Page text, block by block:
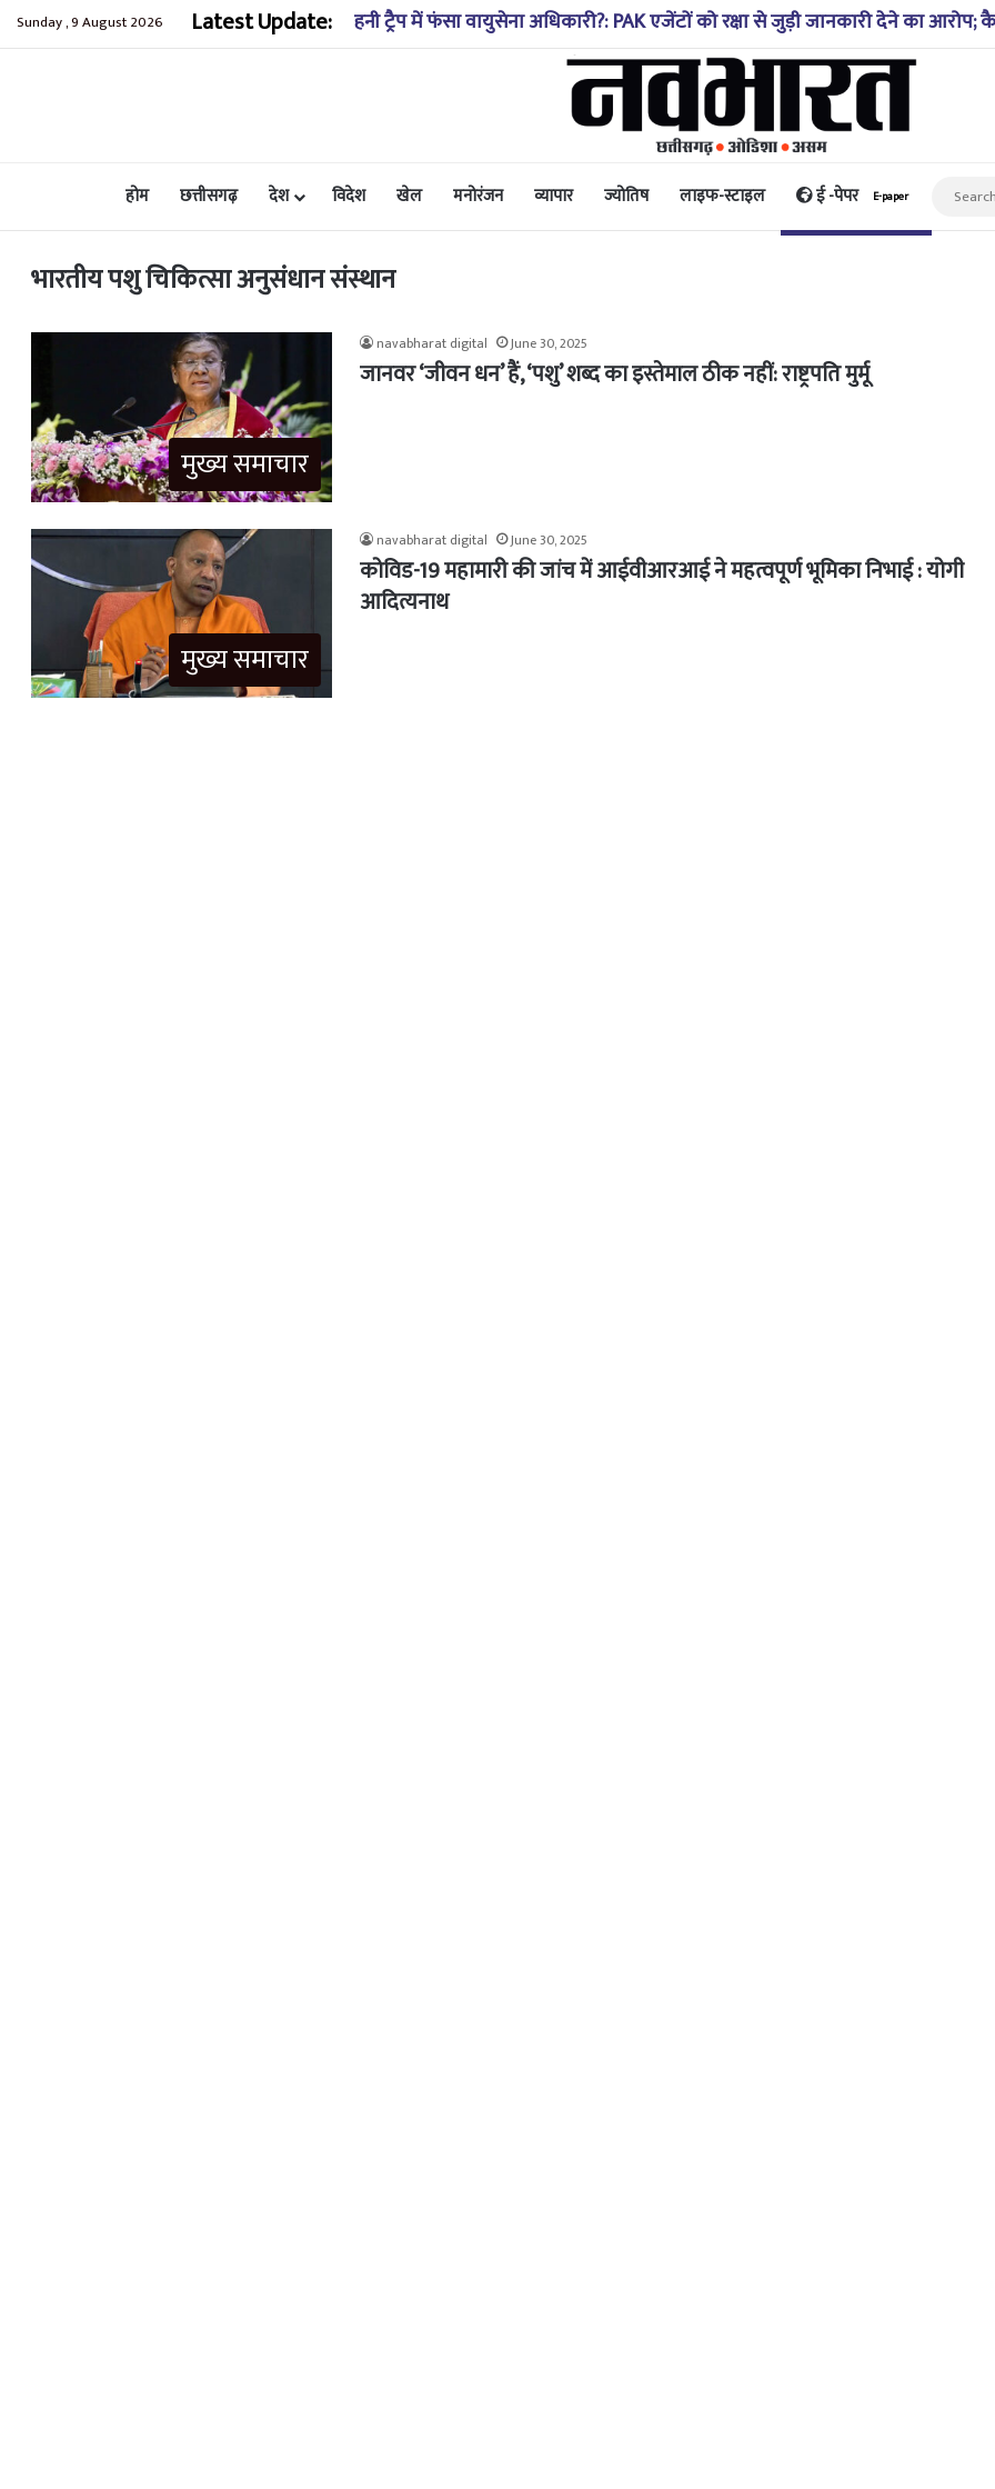
Sunday , 9 August 2026 Latest Update: लंबित मुकदमों की स्थिति 10-20 साल पहले जैसी नहीं, प्रौद्योगिकी से मिले बहुत अच्छे
होम छत्तीसगढ़ देश विदेश खेल मनोरंजन व्यापार ज्योतिष लाइफ-स्टाइल ई -पेपर E-paper
भारतीय पशु चिकित्सा अनुसंधान संस्थान
मुख्य समाचार
navabharat digital June 30, 2025
जानवर ‘जीवन धन’ हैं, ‘पशु’ शब्द का इस्तेमाल ठीक नहीं: राष्ट्रपति मुर्मू
मुख्य समाचार
navabharat digital June 30, 2025
कोविड-19 महामारी की जांच में आईवीआरआई ने महत्वपूर्ण भूमिका निभाई : योगी
आदित्यनाथ